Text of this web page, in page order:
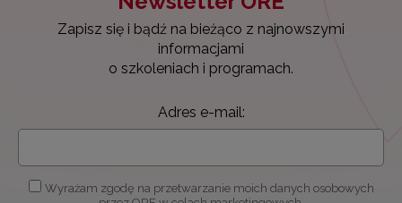
Zapisz się i bądź na bieżąco z najnowszymi
informacjami
o szkoleniach i programach.
Adres e-mail:
Wyrażam zgodę na przetwarzanie moich danych osobowych